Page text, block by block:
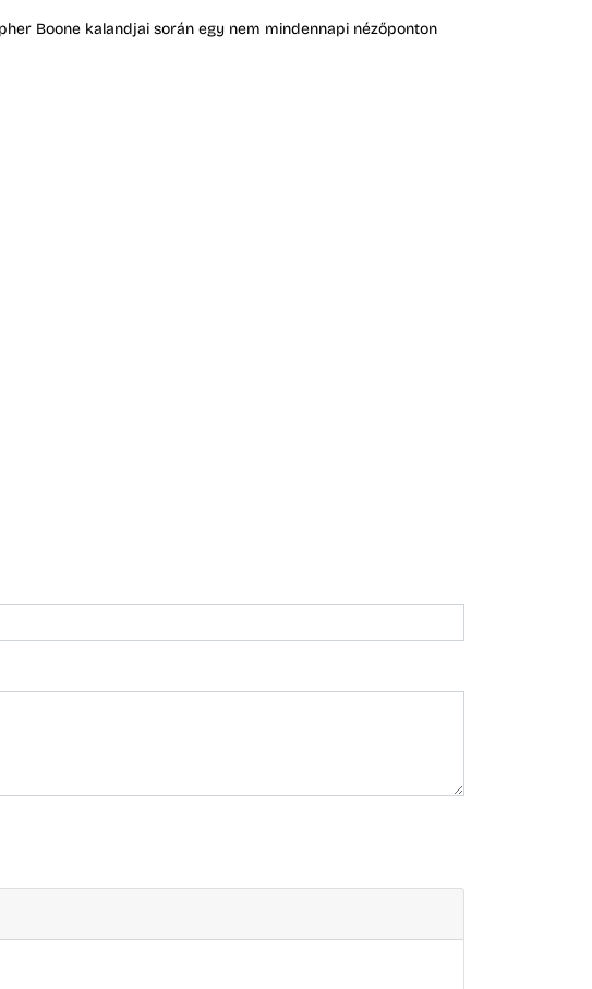
Boone kalandjai során egy nem mindennapi nézőponton